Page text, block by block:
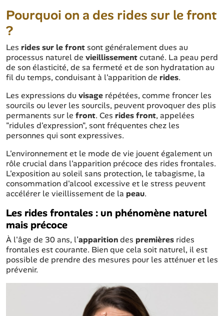
Pourquoi on a des rides sur le front
?
Les rides sur le frontsont généralement dues au
processus naturel de vieillissementcutané. La peau perd
de son élasticité, de sa fermeté et de son hydratation au
fil du temps, conduisant à l'apparition de rides.
Les expressions du visage répétées, comme froncer les
sourcils ou lever les sourcils, peuvent provoquer des plis
permanents sur le front. Ces rides front, appelées
"ridules d'expression", sont fréquentes chez les
personnes qui sont expressives.
L'environnement et le mode de vie jouent également un
rôle crucial dans l'apparition précoce des rides frontales.
L'exposition au soleil sans protection, le tabagisme, la
consommation d'alcool excessive et le stress peuvent
accélérer le vieillissement de la peau.
Les rides frontales : un phénomène naturel
mais précoce
À l'âge de 30 ans, l’apparitiondes premières rides
frontales est courante. Bien que cela soit naturel, il est
possible de prendre des mesures pour les atténuer et les
prévenir.